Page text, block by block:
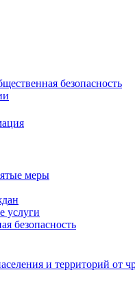
безопасность
меры
услуги
безопасность
и территорий от